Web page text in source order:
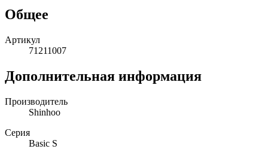
Общее
Артикул
71211007
Дополнительная информация
Производитель
Shinhoo
Серия
Basic S